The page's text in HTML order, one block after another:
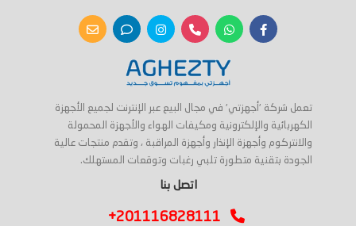
تعمل شركة 'أجهزتي' في مجال البيع عبر الإنترنت لجميع الأجهزة
الكهربائية والإلكترونية ومكيفات الهواء والأجهزة المحمولة
والانتركوم وأجهزة الإنذار وأجهزة المراقبة ، وتقدم منتجات عالية
الجودة بتقنية متطورة تلبي رغبات وتوقعات المستهلك.
اتصل بنا
+201116828111